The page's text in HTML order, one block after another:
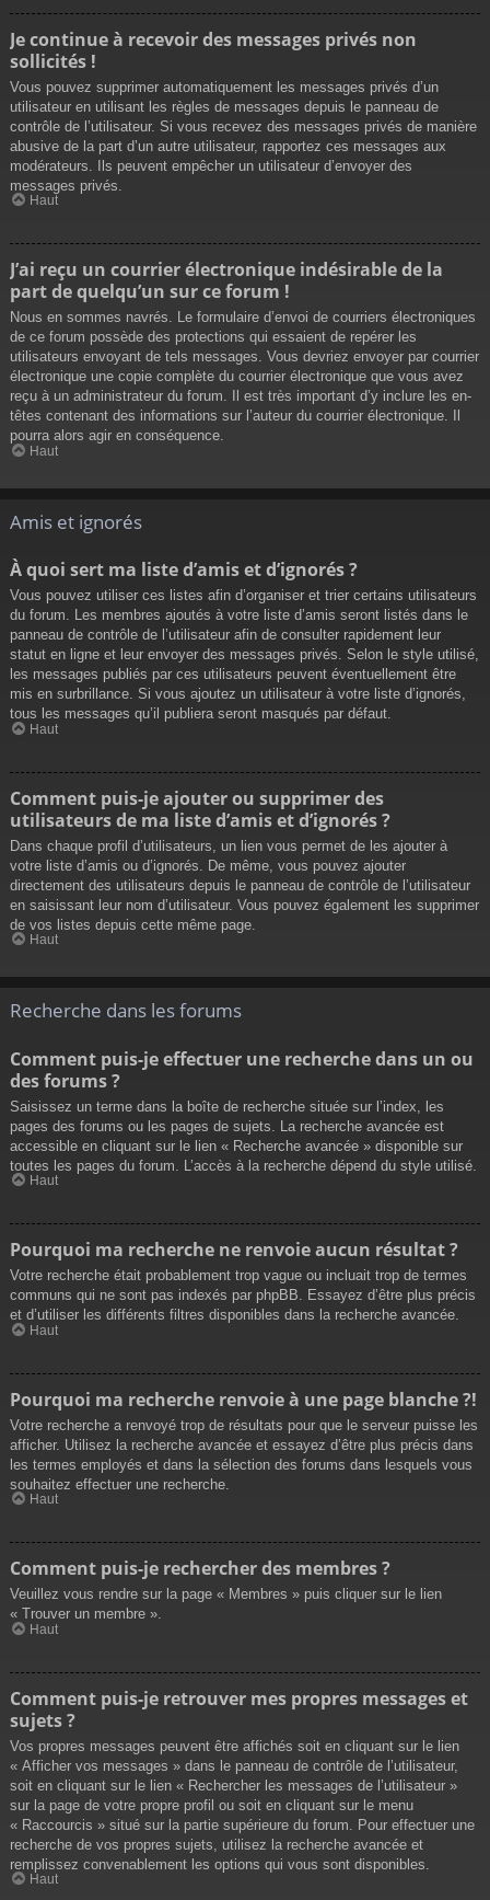
Je continue à recevoir des messages privés non
sollicités !
Vous pouvez supprimer automatiquement les messages privés d’un
utilisateur en utilisant les règles de messages depuis le panneau de
contrôle de l’utilisateur. Si vous recevez des messages privés de manière
abusive de la part d’un autre utilisateur, rapportez ces messages aux
modérateurs. Ils peuvent empêcher un utilisateur d’envoyer des
messages privés.
Haut
J’ai reçu un courrier électronique indésirable de la
part de quelqu’un sur ce forum !
Nous en sommes navrés. Le formulaire d’envoi de courriers électroniques
de ce forum possède des protections qui essaient de repérer les
utilisateurs envoyant de tels messages. Vous devriez envoyer par courrier
électronique une copie complète du courrier électronique que vous avez
reçu à un administrateur du forum. Il est très important d’y inclure les en-
têtes contenant des informations sur l’auteur du courrier électronique. Il
pourra alors agir en conséquence.
Haut
Amis et ignorés
À quoi sert ma liste d’amis et d’ignorés ?
Vous pouvez utiliser ces listes afin d’organiser et trier certains utilisateurs
du forum. Les membres ajoutés à votre liste d’amis seront listés dans le
panneau de contrôle de l’utilisateur afin de consulter rapidement leur
statut en ligne et leur envoyer des messages privés. Selon le style utilisé,
les messages publiés par ces utilisateurs peuvent éventuellement être
mis en surbrillance. Si vous ajoutez un utilisateur à votre liste d’ignorés,
tous les messages qu’il publiera seront masqués par défaut.
Haut
Comment puis-je ajouter ou supprimer des
utilisateurs de ma liste d’amis et d’ignorés ?
Dans chaque profil d’utilisateurs, un lien vous permet de les ajouter à
votre liste d’amis ou d’ignorés. De même, vous pouvez ajouter
directement des utilisateurs depuis le panneau de contrôle de l’utilisateur
en saisissant leur nom d’utilisateur. Vous pouvez également les supprimer
de vos listes depuis cette même page.
Haut
Recherche dans les forums
Comment puis-je effectuer une recherche dans un ou
des forums ?
Saisissez un terme dans la boîte de recherche située sur l’index, les
pages des forums ou les pages de sujets. La recherche avancée est
accessible en cliquant sur le lien « Recherche avancée » disponible sur
toutes les pages du forum. L’accès à la recherche dépend du style utilisé.
Haut
Pourquoi ma recherche ne renvoie aucun résultat ?
Votre recherche était probablement trop vague ou incluait trop de termes
communs qui ne sont pas indexés par phpBB. Essayez d’être plus précis
et d’utiliser les différents filtres disponibles dans la recherche avancée.
Haut
Pourquoi ma recherche renvoie à une page blanche ?!
Votre recherche a renvoyé trop de résultats pour que le serveur puisse les
afficher. Utilisez la recherche avancée et essayez d’être plus précis dans
les termes employés et dans la sélection des forums dans lesquels vous
souhaitez effectuer une recherche.
Haut
Comment puis-je rechercher des membres ?
Veuillez vous rendre sur la page « Membres » puis cliquer sur le lien
« Trouver un membre ».
Haut
Comment puis-je retrouver mes propres messages et
sujets ?
Vos propres messages peuvent être affichés soit en cliquant sur le lien
« Afficher vos messages » dans le panneau de contrôle de l’utilisateur,
soit en cliquant sur le lien « Rechercher les messages de l’utilisateur »
sur la page de votre propre profil ou soit en cliquant sur le menu
« Raccourcis » situé sur la partie supérieure du forum. Pour effectuer une
recherche de vos propres sujets, utilisez la recherche avancée et
remplissez convenablement les options qui vous sont disponibles.
Haut